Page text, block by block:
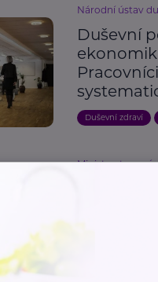
Národní ústav
Duševní
Duševní zdraví
Ministerstvo
Posílení
práce.
přináší